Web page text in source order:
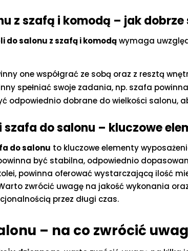
z szafą i komodą – jak
do salonu z szafą i komodąwymaga
one współgrać ze sobą oraz z resztą
spełniać swoje zadania, np. szafa
odpowiednio dobrane do wielkości salonu,
do salonu – kluczowe
do salonu to kluczowe elementy
być stabilna, odpowiednio
powinna oferować wystarczającą ilość
zwrócić uwagę na jakość wykonania
przez długi czas.
– na co zwrócić